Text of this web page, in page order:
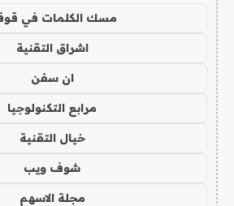
مسك الكلمات في
اشراق التقنية
ان سفن
مرابع التكنولوجيا
خيال التقنية
شوف ويب
مجلة الاسهم